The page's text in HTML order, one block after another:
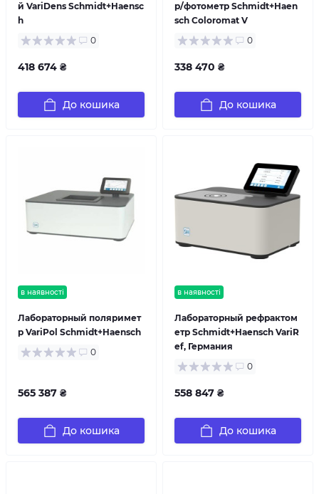
й VariDens Schmidt+Haensc
h
0
418 674 ₴
До кошика
р/фотометр Schmidt+Haen
sch Coloromat V
0
338 470 ₴
До кошика
в наявності
Лабораторный поляримет
р VariPol Schmidt+Haensch
0
565 387 ₴
До кошика
в наявності
Лабораторный рефрактом
етр Schmidt+Haensch VariR
ef, Германия
0
558 847 ₴
До кошика